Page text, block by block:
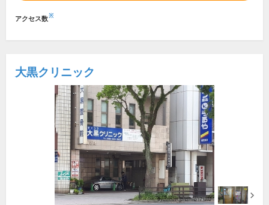
アクセス数※
大黒クリニック